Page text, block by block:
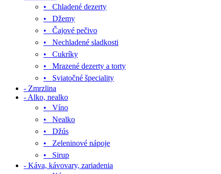
• Chladené dezerty
• Džemy
• Čajové pečivo
• Nechladené sladkosti
• Cukríky
• Mrazené dezerty a torty
• Sviatočné špeciality
- Zmrzlina
- Alko, nealko
• Víno
• Nealko
• Džús
• Zeleninové nápoje
• Sirup
- Káva, kávovary, zariadenia